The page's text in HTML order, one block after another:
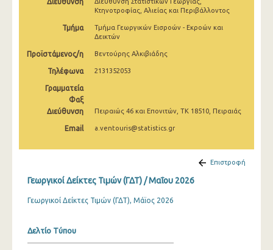
Ιανουαρίου 2025
Δεκεμβρίου 2024
Νοεμβρίου 2024
Οκτωβρίου 2024
Σεπτεμβρίου 2024
Αυγούστου 2024
Μαΐου 2024
Απριλίου 2024
Μαρτίου 2024
Κτηνοτροφίας, Αλιείας και Περιβάλλοντος
Τμήμα
Τμήμα Γεωργικών Εισροών - Εκροών και
Δεικτών
Προϊστάμενος/η Βεντούρης Αλκιβιάδης
Τηλέφωνα 2131352053
Γραμματεία
Φαξ
Διεύθυνση
Πειραιώς 46 και Επονιτών, ΤΚ 18510, Πειραιάς
Email a.ventouris@statistics.gr
Επιστροφή
Γεωργικοί Δείκτες Τιμών (ΓΔΤ) / Μαΐου 2026
Γεωργικοί Δείκτες Τιμών (ΓΔΤ), Μάϊος 2026
Δελτίο Τύπου